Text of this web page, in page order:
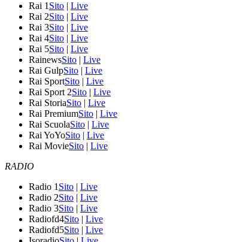
Rai 1 Sito | Live
Rai 2Sito | Live
Rai 3Sito | Live
Rai 4Sito | Live
Rai 5Sito | Live
RainewsSito | Live
Rai GulpSito | Live
Rai SportSito | Live
Rai Sport 2Sito | Live
Rai StoriaSito | Live
Rai PremiumSito | Live
Rai ScuolaSito | Live
Rai YoYoSito | Live
Rai MovieSito | Live
RADIO
Radio 1 Sito | Live
Radio 2Sito | Live
Radio 3Sito | Live
Radiofd4Sito | Live
Radiofd5Sito | Live